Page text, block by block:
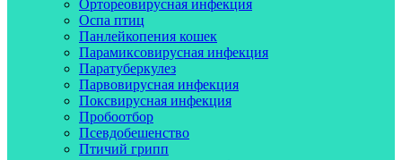
Ортореовирусная инфекция
Оспа птиц
Панлейкопения кошек
Парамиксовирусная инфекция
Паратуберкулез
Парвовирусная инфекция
Поксвирусная инфекция
Пробоотбор
Псевдобешенство
Птичий грипп